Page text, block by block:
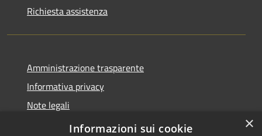
Richiesta assistenza
Amministrazione trasparente
Informativa privacy
Note legali
Dichiarazione di accessibilità
×
Informazioni sui cookie